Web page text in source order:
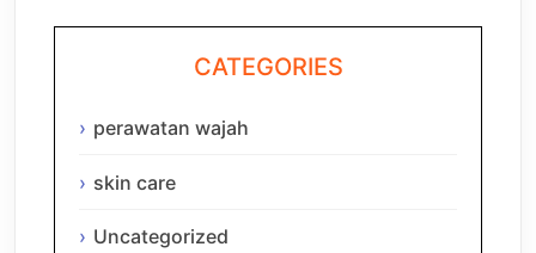
CATEGORIES
perawatan wajah
skin care
Uncategorized